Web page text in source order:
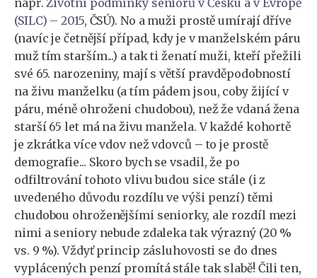
např.Životní podmínky seniorů v Česku a v Evropě
(SILC) – 2015, ČSÚ). No a muži prostě umírají dříve
(navíc je četnější případ, kdy je v manželském páru
muž tím starším...) a tak ti ženatí muži, kteří přežili
své 65. narozeniny, mají s větší pravděpodobností
na živu manželku (a tím pádem jsou, coby žijící v
páru, méně ohroženi chudobou), než že vdaná žena
starší 65 let má na živu manžela. V každé kohortě
je zkrátka více vdov než vdovců – to je prostě
demografie... Skoro bych se vsadil, že po
odfiltrování tohoto vlivu budou sice stále (i z
uvedeného důvodu rozdílu ve výši penzí) těmi
chudobou ohroženějšími seniorky, ale rozdíl mezi
nimi a seniory nebude zdaleka tak výrazný (20 %
vs. 9 %). Vždyť princip zásluhovosti se do dnes
vyplácených penzí promítá stále tak slabě! Čili ten,